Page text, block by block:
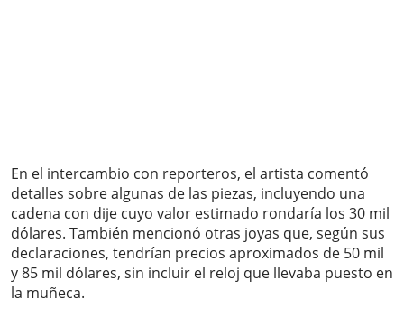
En el intercambio con reporteros, el artista comentó
detalles sobre algunas de las piezas, incluyendo una
cadena con dije cuyo valor estimado rondaría los 30 mil
dólares. También mencionó otras joyas que, según sus
declaraciones, tendrían precios aproximados de 50 mil
y 85 mil dólares, sin incluir el reloj que llevaba puesto en
la muñeca.